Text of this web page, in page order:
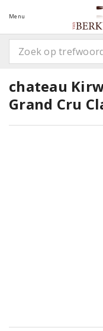
Menu
chateau
Grand Cru